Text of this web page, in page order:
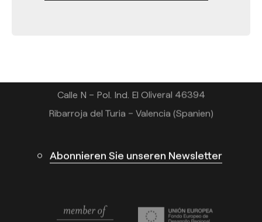
Calle N – Pol. Ind. El Oliveral 46394
Ribarroja del Turia – Valencia (Spanien)
Abonnieren Sie unseren Newsletter